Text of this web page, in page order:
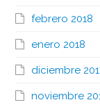
febrero 2018
enero 2018
diciembre
noviembre